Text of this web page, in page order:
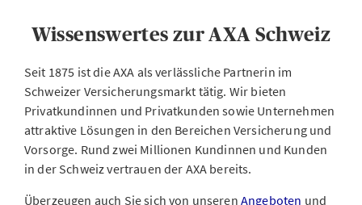
Wissenswertes zur AXA Schweiz
Seit 1875 ist die AXA als verlässliche Partnerin im
Schweizer Versicherungsmarkt tätig. Wir bieten
Privatkundinnen und Privatkunden sowie Unternehmen
attraktive Lösungen in den Bereichen Versicherung und
Vorsorge. Rund zwei Millionen Kundinnen und Kunden
in der Schweiz vertrauen der AXA bereits.
Überzeugen auch Sie sich von unseren Angeboten und